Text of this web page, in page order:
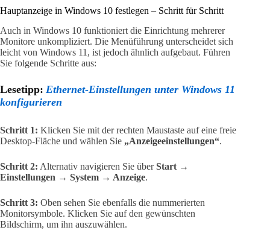
Hauptanzeige in Windows 10 festlegen – Schritt für Schritt
Auch in Windows 10 funktioniert die Einrichtung mehrerer
Monitore unkompliziert. Die Menüführung unterscheidet sich
leicht von Windows 11, ist jedoch ähnlich aufgebaut. Führen
Sie folgende Schritte aus:
Lesetipp: Ethernet-Einstellungen unter Windows 11
konfigurieren
Schritt 1: Klicken Sie mit der rechten Maustaste auf eine freie
Desktop-Fläche und wählen Sie „Anzeigeeinstellungen“.
Schritt 2: Alternativ navigieren Sie überStart →
Einstellungen → System → Anzeige.
Schritt 3: Oben sehen Sie ebenfalls die nummerierten
Monitorsymbole. Klicken Sie auf den gewünschten
Bildschirm, um ihn auszuwählen.